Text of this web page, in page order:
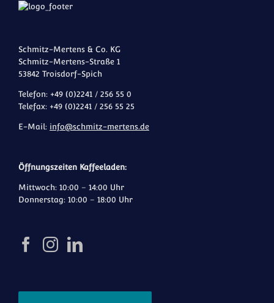
Schmitz-Mertens & Co. KG
Schmitz-Mertens-Straße 1
53842 Troisdorf-Spich
Telefon: +49 (0)2241 / 256 55 0
Telefax: +49 (0)2241 / 256 55 25
E-Mail: info@schmitz-mertens.de
Öffnungszeiten Kaffeeladen:
Mittwoch: 10:00 – 14:00 Uhr
Donnerstag: 10:00 – 18:00 Uhr